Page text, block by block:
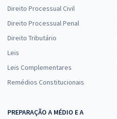
Direito Processual Civil
Direito Processual Penal
Direito Tributário
Leis
Leis Complementares
Remédios Constitucionais
PREPARAÇÃO A MÉDIO E A